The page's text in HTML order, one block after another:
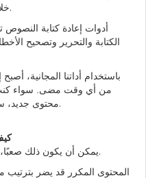
.
أدوات إعادة كتابة
الكتابة والتحرير وتصحيح
باستخدام أداتنا المجانية،
من أي وقت مضى. سواء كنت
محتوى جديد،.
يمكن أن يكون ذلك صعبًا،.
المحتوى المكرر قد يضر